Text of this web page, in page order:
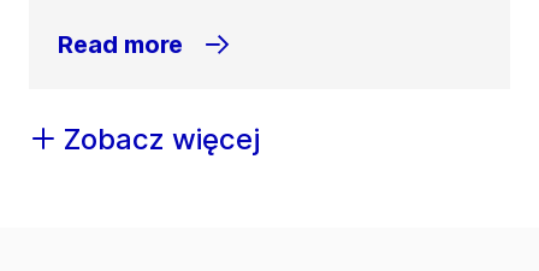
Read more
Zobacz więcej